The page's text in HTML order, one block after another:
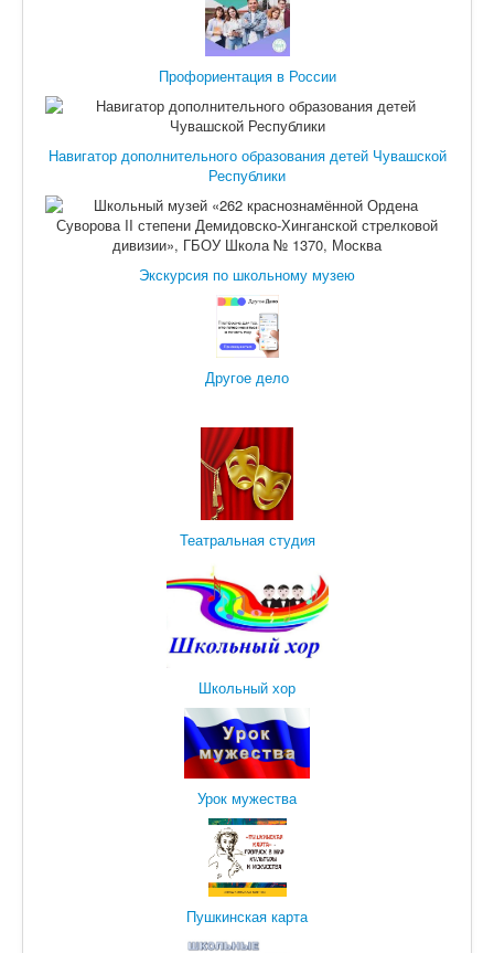
Профориентация в России
Навигатор дополнительного образования детей Чувашской
Республики
Экскурсия по школьному музею
Другое дело
Театральная студия
Школьный хор
Урок мужества
Пушкинская карта